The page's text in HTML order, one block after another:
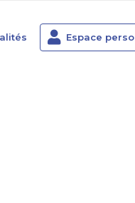
Espace perso